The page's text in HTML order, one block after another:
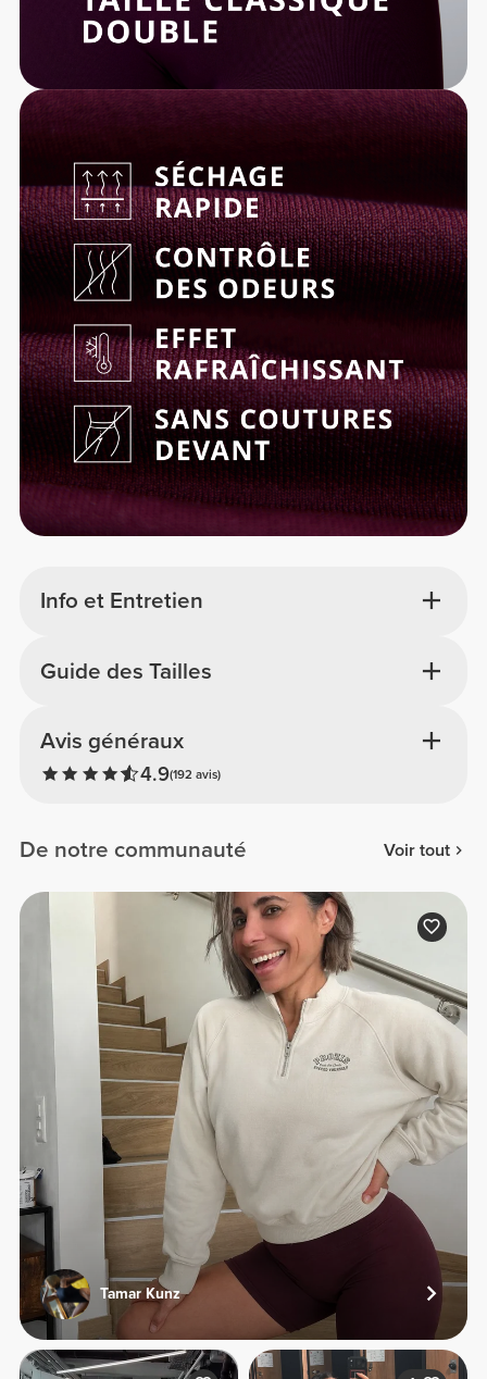
Info et Entretien
Avis généraux
4.9(192 avis)
Guide des Tailles
De notre communauté Voir tout
Tamar Kunz